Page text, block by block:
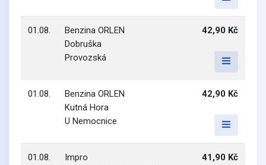
01.08.
Benzina ORLEN
Dobruška
Provozská
42,90 Kč
01.08.
Benzina ORLEN
Kutná Hora
U Nemocnice
42,90 Kč
01.08.
Impro
41,90 Kč